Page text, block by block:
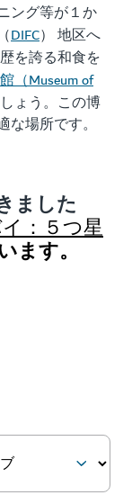
ング等が１か
DIFC） 地区へ
を誇る和食を
（Museum of
ょう。この博
場所です。
ました
：５つ星
ます。